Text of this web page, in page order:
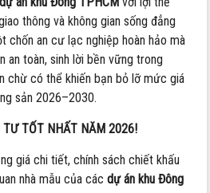
thông và không gian sống đẳng
chốn an cư lạc nghiệp hoàn hảo mà
an toàn, sinh lời bền vững trong
chừ có thể khiến bạn bỏ lỡ mức giá
sản 2026–2030.
TƯ TỐT NHẤT NĂM 2026!
giá chi tiết, chính sách chiết khấu
nhà mẫu của cácdự án khu Đông